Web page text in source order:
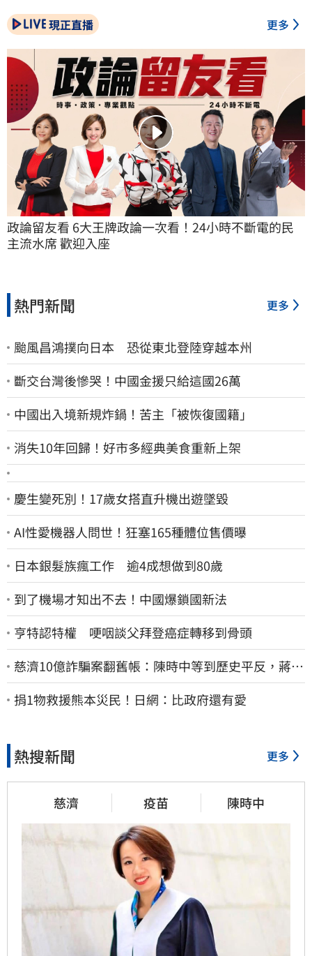
現正直播 更多
政論留友看 6大王牌政論一次看！24小時不斷電的民
主流水席 歡迎入座
熱門新聞 更多
颱風昌鴻撲向日本 恐從東北登陸穿越本州
斷交台灣後慘哭！中國金援只給這國26萬
中國出入境新規炸鍋！苦主「被恢復國籍」
消失10年回歸！好市多經典美食重新上架
慶生變死別！17歲女搭直升機出遊墜毀
AI性愛機器人問世！狂塞165種體位售價曝
日本銀髮族瘋工作 逾4成想做到80歲
到了機場才知出不去！中國爆鎖國新法
亨特認特權 哽咽談父拜登癌症轉移到骨頭
慈濟10億詐騙案翻舊帳：陳時中等到歷史平反，蔣萬
安償還2022政治利息
捐1物救援熊本災民！日網：比政府還有愛
熱搜新聞 更多
慈濟 疫苗 陳時中